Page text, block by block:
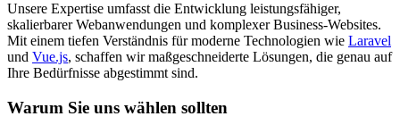
Unsere Expertise umfasst die Entwicklung leistungsfähiger,
skalierbarer Webanwendungen und komplexer Business-Websites.
Mit einem tiefen Verständnis für moderne Technologien wie Laravel
und Vue.js, schaffen wir maßgeschneiderte Lösungen, die genau auf
Ihre Bedürfnisse abgestimmt sind.
Warum Sie uns wählen sollten